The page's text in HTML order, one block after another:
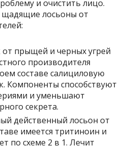
и очистить лицо.
лосьоны от
от прыщей и черных угрей
производителя
составе салициловую
Компоненты способствуют
и уменьшают
секрета.
действенный лосьон от
имеется тритиноин и
по схеме 2 в 1. Лечит